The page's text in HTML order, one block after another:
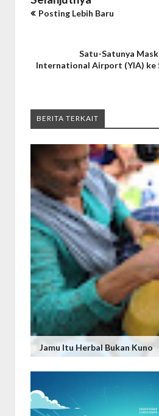
Posting Lebih Baru
Satu-Satunya
International Airport (YIA) ke
BERITA TERKAIT
Jamu Itu Herbal Bukan Kuno